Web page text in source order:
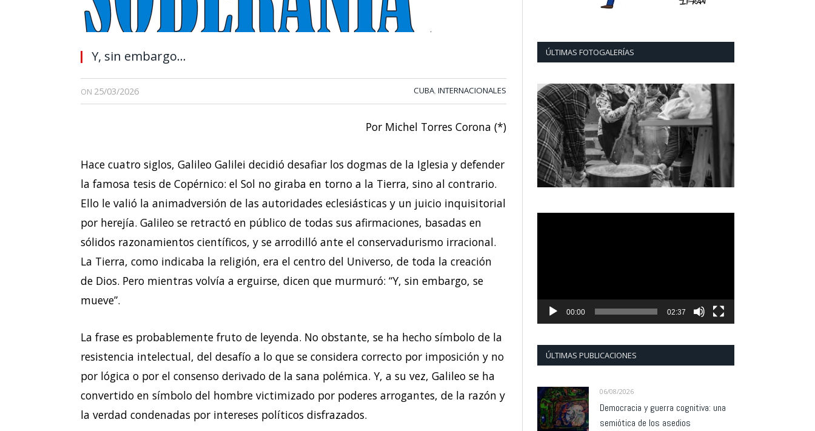
Y, sin embargo…
ON 25/03/2026 CUBA, INTERNACIONALES
Por Michel Torres Corona (*)
Hace cuatro siglos, Galileo Galilei decidió desafiar los dogmas de la Iglesia y defender
la famosa tesis de Copérnico: el Sol no giraba en torno a la Tierra, sino al contrario.
Ello le valió la animadversión de las autoridades eclesiásticas y un juicio inquisitorial
por herejía. Galileo se retractó en público de todas sus afirmaciones, basadas en
sólidos razonamientos científicos, y se arrodilló ante el conservadurismo irracional.
La Tierra, como indicaba la religión, era el centro del Universo, de toda la creación
de Dios. Pero mientras volvía a erguirse, dicen que murmuró: “Y, sin embargo, se
mueve”.
La frase es probablemente fruto de leyenda. No obstante, se ha hecho símbolo de la
resistencia intelectual, del desafío a lo que se considera correcto por imposición y no
por lógica o por el consenso derivado de la sana polémica. Y, a su vez, Galileo se ha
convertido en símbolo del hombre victimizado por poderes arrogantes, de la razón y
la verdad condenadas por intereses políticos disfrazados.
ÚLTIMAS FOTOGALERÍAS
00:00 02:37
ÚLTIMAS PUBLICACIONES
06/08/2026
Democracia y guerra cognitiva: una
semiótica de los asedios